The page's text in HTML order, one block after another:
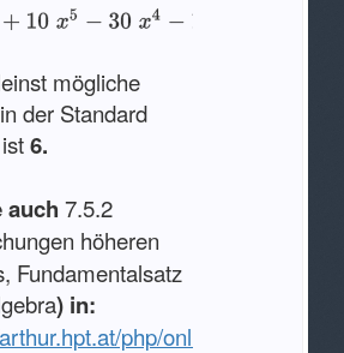
mögliche
der Standard
6.
auch 7.5.2
höheren
Fundamentalsatz
) in:
php/online_links/links/